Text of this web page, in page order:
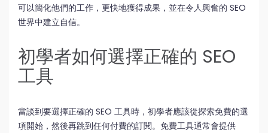
可以簡化他們的工作，更快地獲得成果，並在令人興奮的 SEO
世界中建立自信。
初學者如何選擇正確的 SEO
工具
當談到要選擇正確的 SEO 工具時，初學者應該從探索免費的選
項開始，然後再跳到任何付費的訂閱。免費工具通常會提供